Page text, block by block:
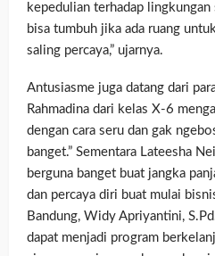
kepedulian terhadap
bisa tumbuh jika ada ruang
saling percaya,” ujarnya.
Antusiasme juga datang dari
Rahmadina dari kelas X-6
dengan cara seru dan gak
banget.” Sementara Lateesha
berguna banget buat jangka
dan percaya diri buat mulai
Bandung, Widy Apriyantini,
dapat menjadi program